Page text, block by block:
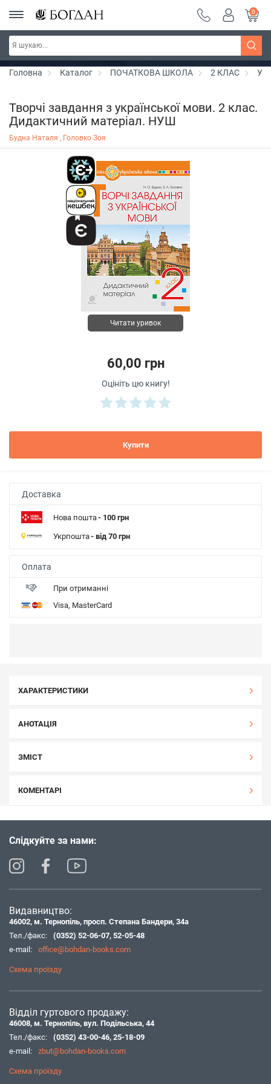
РОЗПРОДАЖ ~ 150 грн ~ 200 грн ~ 250 грн ~
300 грн ~ РОЗПРОДАЖ
Дізнатись більше
0
Головна Каталог ПОЧАТКОВА ШКОЛА 2 КЛАС
Творчі завдання з української мови. 2 клас.
Дидактичний матеріал. НУШ
Будна Наталя , Головко Зоя
Читати уривок
60,00 грн
Оцініть цю книгу!
Купити
Доставка
Нова пошта- 100 грн
Укрпошта- від 70 грн
Оплата
При отриманні
Visa, MasterCard
ХАРАКТЕРИСТИКИ
АНОТАЦІЯ
ЗМІСТ
КОМЕНТАРІ
Слідкуйте за нами:
Видавництво:
46002, м. Тернопіль, просп. Степана Бандери, 34а
Тел./факс:
(0352) 52-06-07, 52-05-48
e-mail:
office@bohdan-books.com
Схема проїзду
Відділ гуртового продажу:
46008, м. Тернопіль, вул. Подільська, 44
Тел./факс:
(0352) 43-00-46, 25-18-09
e-mail:
zbut@bohdan-books.com
Схема проїзду